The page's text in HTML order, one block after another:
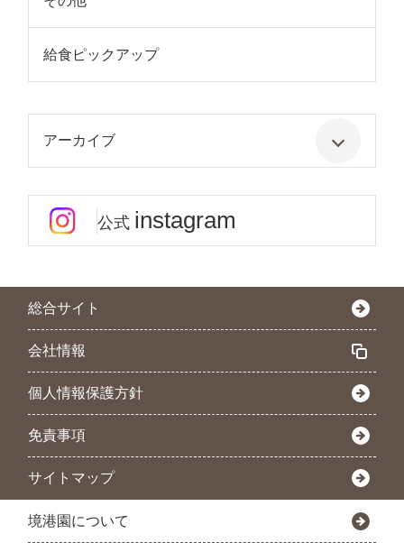
給食ピックアップ
アーカイブ
公式 instagram
総合サイト
会社情報
個人情報保護方針
免責事項
サイトマップ
境港園について